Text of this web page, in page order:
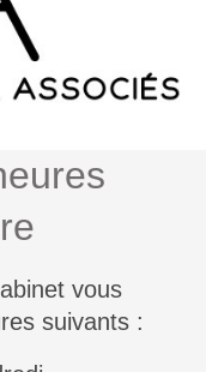
vous
suivants :